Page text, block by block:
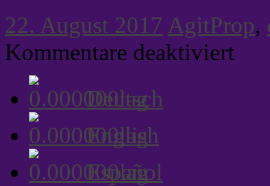
22. August 2017 AgitProp,
Kommentare deaktiviert
Deutsch
English
Español